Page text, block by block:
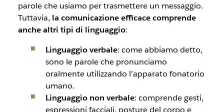
parole che usiamo per trasmettere un messaggio.
Tuttavia, la comunicazione efficace comprende
anche altri tipi di linguaggio:
Linguaggio verbale: come abbiamo detto,
sono le parole che pronunciamo
oralmente utilizzando l’apparato fonatorio
umano.
Linguaggio non verbale: comprende gesti,
espressioni facciali, posture del corpo e